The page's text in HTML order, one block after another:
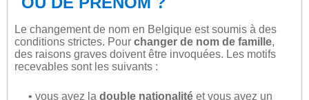
Le changement de nom en Belgique est soumis à des
conditions strictes. Pour changer de nom de famille,
des raisons graves doivent être invoquées. Les motifs
recevables sont les suivants :
• vous avez la double nationalité et vous avez un